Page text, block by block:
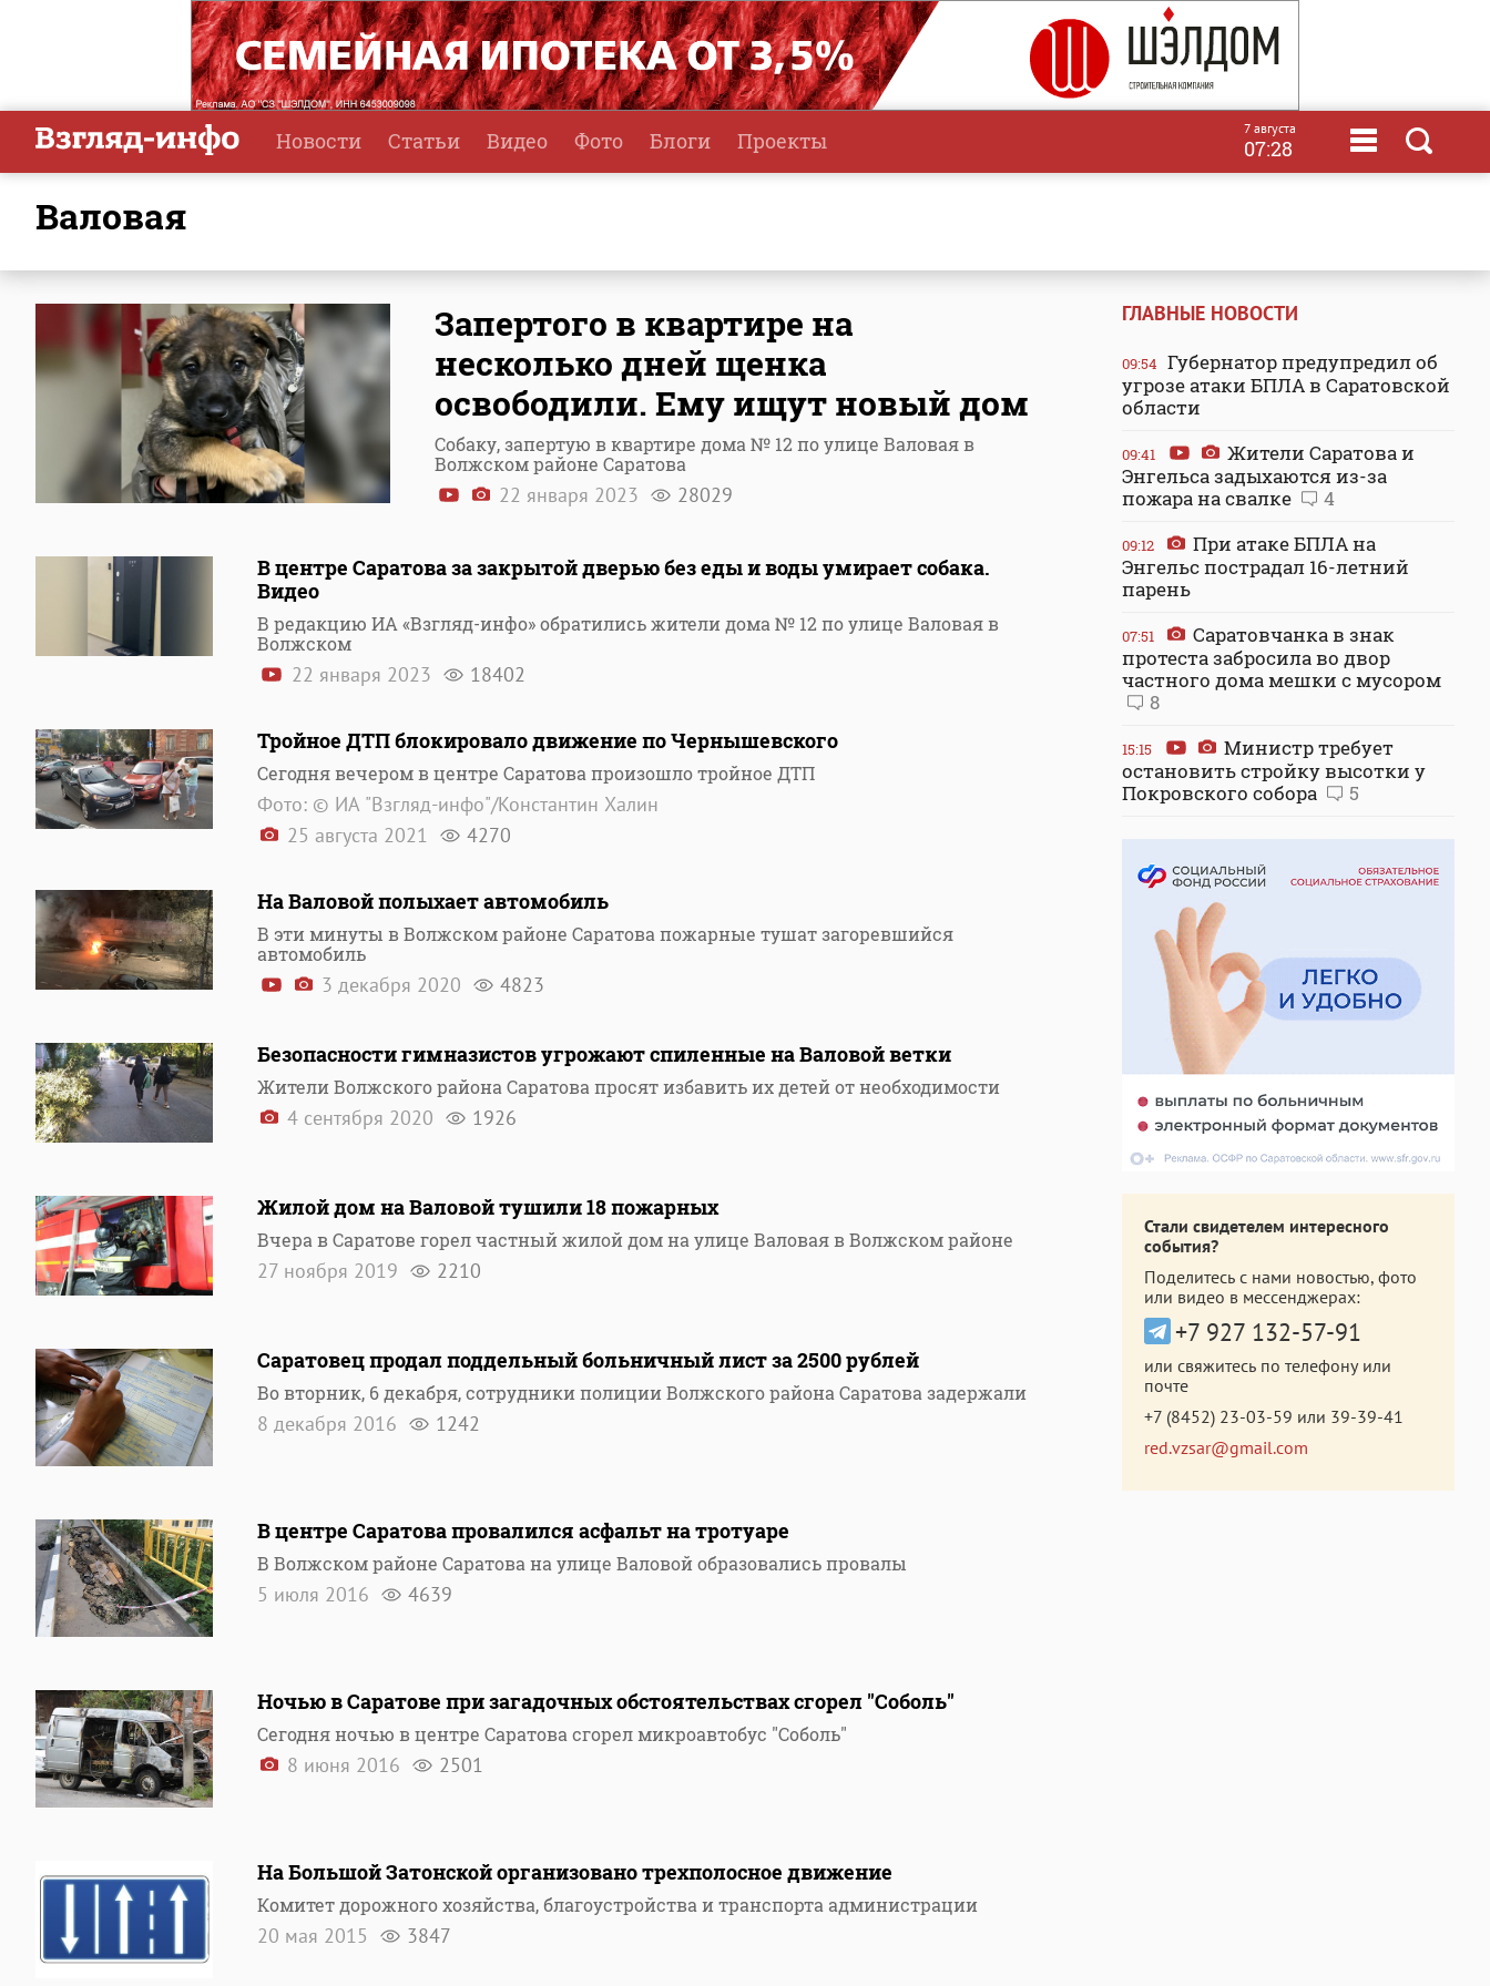
Новости Статьи Видео Фото Блоги Проекты 7 августа
07:28
Валовая
Запертого в квартире на
несколько дней щенка
освободили. Ему ищут новый дом
Собаку, запертую в квартире дома № 12 по улице Валовая в
Волжском районе Саратова
22 января 2023 28029
В центре Саратова за закрытой дверью без еды и воды умирает собака.
Видео
В редакцию ИА «Взгляд-инфо» обратились жители дома № 12 по улице Валовая в
Волжском
22 января 2023 18402
Тройное ДТП блокировало движение по Чернышевского
Сегодня вечером в центре Саратова произошло тройное ДТП
Фото: © ИА "Взгляд-инфо"/Константин Халин
25 августа 2021
4270
На Валовой полыхает автомобиль
В эти минуты в Волжском районе Саратова пожарные тушат загоревшийся
автомобиль
3 декабря 2020 4823
Безопасности гимназистов угрожают спиленные на Валовой ветки
Жители Волжского района Саратова просят избавить их детей от необходимости
4 сентября 2020 1926
Жилой дом на Валовой тушили 18 пожарных
Вчера в Саратове горел частный жилой дом на улице Валовая в Волжском районе
27 ноября 2019 2210
Саратовец продал поддельный больничный лист за 2500 рублей
Во вторник, 6 декабря, сотрудники полиции Волжского района Саратова задержали
8 декабря 2016 1242
В центре Саратова провалился асфальт на тротуаре
В Волжском районе Саратова на улице Валовой образовались провалы
5 июля 2016 4639
Ночью в Саратове при загадочных обстоятельствах сгорел "Соболь"
Сегодня ночью в центре Саратова сгорел микроавтобус "Соболь"
8 июня 2016 2501
На Большой Затонской организовано трехполосное движение
Комитет дорожного хозяйства, благоустройства и транспорта администрации
20 мая 2015 3847
ГЛАВНЫЕ НОВОСТИ
09:54 Губернатор предупредил об
угрозе атаки БПЛА в Саратовской
области
09:41
Жители Саратова и
Энгельса задыхаются из-за
пожара на свалке
4
09:12
При атаке БПЛА на
Энгельс пострадал 16-летний
парень
07:51
Саратовчанка в знак
протеста забросила во двор
частного дома мешки с мусором
8
15:15
Министр требует
остановить стройку высотки у
Покровского собора
5
Стали свидетелем интересного
события?
Поделитесь с нами новостью, фото
или видео в мессенджерах:
+7 927 132-57-91
или свяжитесь по телефону или
почте
+7 (8452) 23-03-59 или 39-39-41
red.vzsar@gmail.com